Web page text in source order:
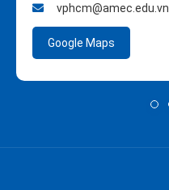
vphcm@amec.edu.vn
Google Maps